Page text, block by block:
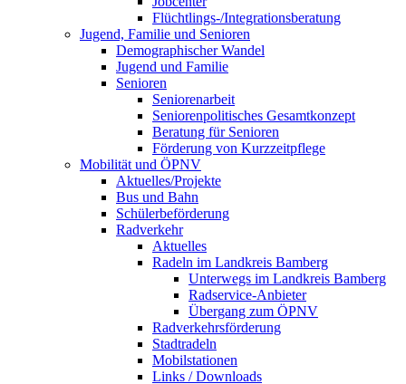
Flüchtlings-/Integrationsberatung
Jugend, Familie und Senioren
Demographischer Wandel
Jugend und Familie
Senioren
Seniorenarbeit
Seniorenpolitisches Gesamtkonzept
Beratung für Senioren
Förderung von Kurzzeitpflege
Mobilität und ÖPNV
Aktuelles/Projekte
Bus und Bahn
Schülerbeförderung
Radverkehr
Aktuelles
Radeln im Landkreis Bamberg
Unterwegs im Landkreis Bamberg
Radservice-Anbieter
Übergang zum ÖPNV
Radverkehrsförderung
Stadtradeln
Mobilstationen
Links / Downloads